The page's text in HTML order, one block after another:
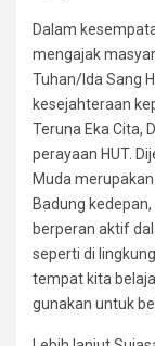
Dalam
mengajak
Tuhan/Ida Sang
kesejahteraan
Teruna Eka Cita,
perayaan HUT.
Muda
Badung
berperan aktif
seperti di
tempat kita
gunakan untuk